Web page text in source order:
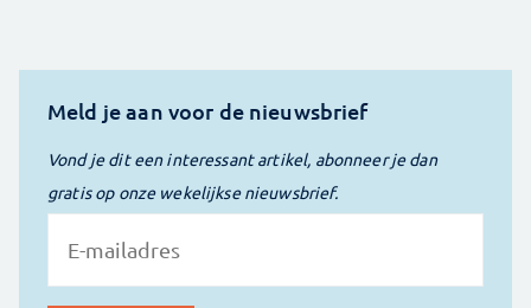
Meld je aan voor de nieuwsbrief
Vond je dit een interessant artikel, abonneer je dan
gratis op onze wekelijkse nieuwsbrief.